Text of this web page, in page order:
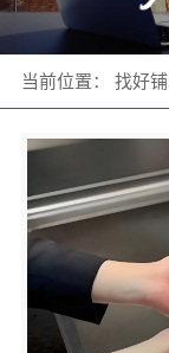
当前位置： 找好铺